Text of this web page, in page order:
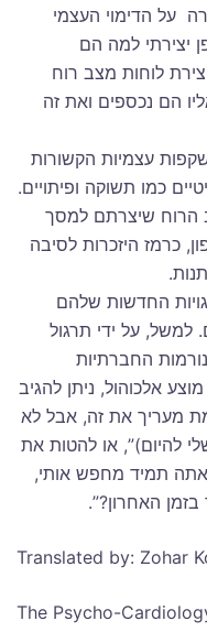
על הדימוי העצמי
יצירתי למה הם
לוחות מצב רוח
הם נכספים ואת זה
עצמיות הקשורות
כמו תשוקה ופיתויים.
הרוח שיצרתם למסך
כרמז היזכרות לסיבה
החדשות שלהם
על ידי תרגול
החברתיות
אלכוהול, ניתן להגיב
מעריך את זה, אבל לא
להיום)”, או להטות את
תמיד מחפש אותי,
האחרון?”.
Translated by: Zohar
The Psycho-